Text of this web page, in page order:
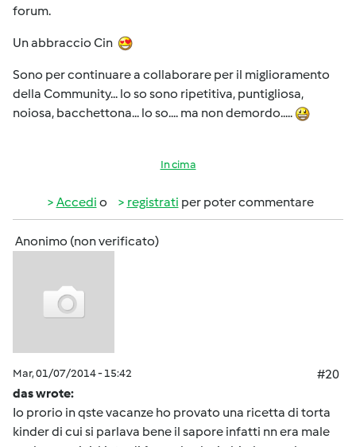
forum.
Un abbraccio Cin
Sono per continuare a collaborare per il miglioramento
della Community... lo so sono ripetitiva, puntigliosa,
noiosa, bacchettona... lo so.... ma non demordo.....
In cima
Accedi o registrati per poter commentare
Anonimo (non verificato)
Mar, 01/07/2014 - 15:42
#20
das wrote:
Io prorio in qste vacanze ho provato una ricetta di torta
kinder di cui si parlava bene il sapore infatti nn era male